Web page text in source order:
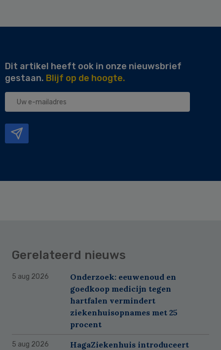
Dit artikel heeft ook in onze nieuwsbrief
gestaan. Blijf op de hoogte.
Uw
Gerelateerd nieuws
5 aug 2026
Onderzoek: eeuwenoud en
goedkoop medicijn tegen
hartfalen vermindert
ziekenhuisopnames met 25
procent
5 aug 2026
HagaZiekenhuis introduceert